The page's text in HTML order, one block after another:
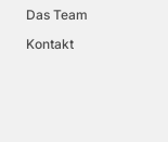
Das Team
Kontakt